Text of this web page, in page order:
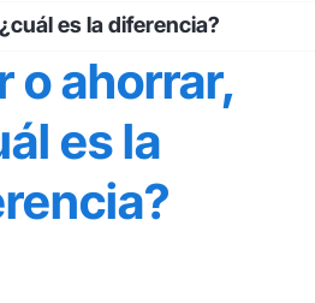
es la diferencia?
o ahorrar,
es la